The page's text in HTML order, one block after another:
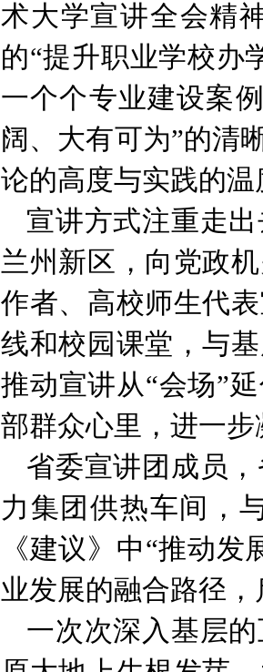
术大学宣讲全会精
的“提升职业学校办
一个个专业建设案
阔、大有可为”的清
论的高度与实践的
宣讲方式注重走
兰州新区，向党政
作者、高校师生代
线和校园课堂，与
推动宣讲从“会场”
部群众心里，进一
省委宣讲团成员
力集团供热车间，
《建议》中“推动
业发展的融合路径
一次次深入基层